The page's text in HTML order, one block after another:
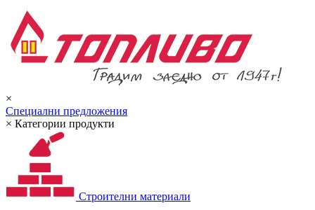
×
Специални предложения
× Категории продукти
Строителни материали